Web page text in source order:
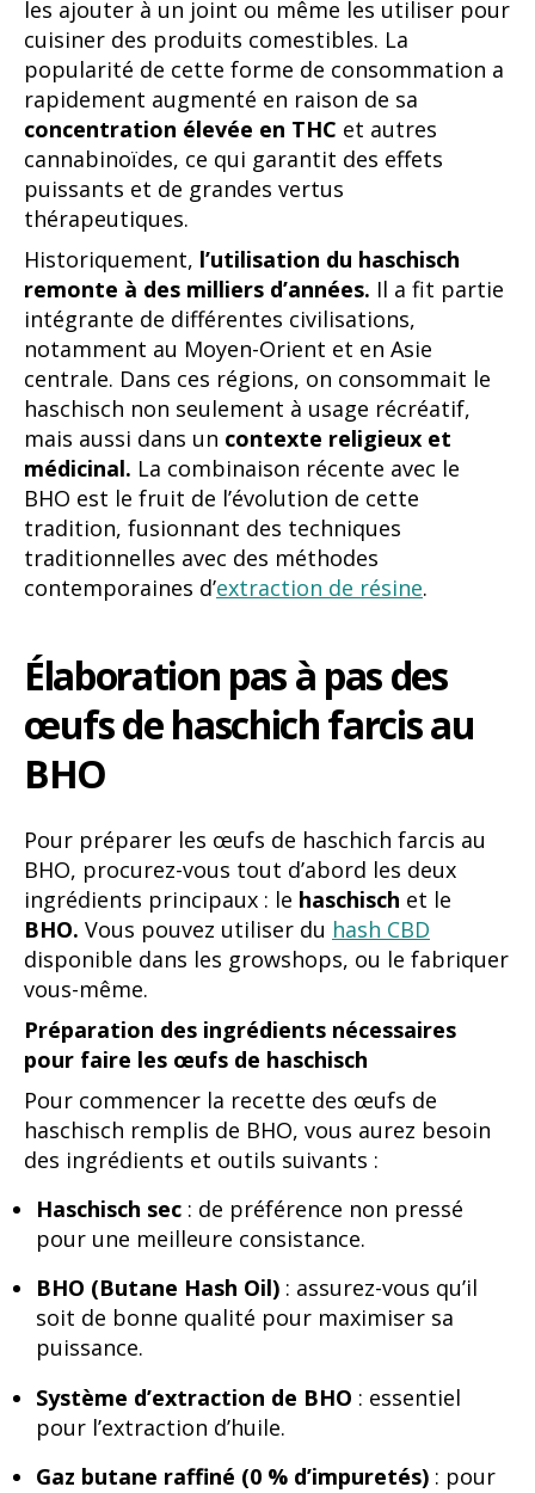
les ajouter à un joint ou même les utiliser pour
cuisiner des produits comestibles. La
popularité de cette forme de consommation a
rapidement augmenté en raison de sa
concentration élevée en THC et autres
cannabinoïdes, ce qui garantit des effets
puissants et de grandes vertus
thérapeutiques.
Historiquement, l’utilisation du haschisch
remonte à des milliers d’années. Il a fit partie
intégrante de différentes civilisations,
notamment au Moyen-Orient et en Asie
centrale. Dans ces régions, on consommait le
haschisch non seulement à usage récréatif,
mais aussi dans un contexte religieux et
médicinal. La combinaison récente avec le
BHO est le fruit de l’évolution de cette
tradition, fusionnant des techniques
traditionnelles avec des méthodes
contemporaines d’extraction de résine.
Élaboration pas à pas des
œufs de haschich farcis au
BHO
Pour préparer les œufs de haschich farcis au
BHO, procurez-vous tout d’abord les deux
ingrédients principaux : le haschisch et le
BHO. Vous pouvez utiliser du hash CBD
disponible dans les growshops, ou le fabriquer
vous-même.
Préparation des ingrédients nécessaires
pour faire les œufs de haschisch
Pour commencer la recette des œufs de
haschisch remplis de BHO, vous aurez besoin
des ingrédients et outils suivants :
Haschisch sec : de préférence non pressé
pour une meilleure consistance.
BHO (Butane Hash Oil) : assurez-vous qu’il
soit de bonne qualité pour maximiser sa
puissance.
Système d’extraction de BHO : essentiel
pour l’extraction d’huile.
Gaz butane raffiné (0 % d’impuretés) : pour